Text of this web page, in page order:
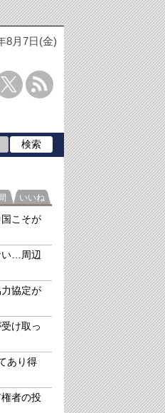
8月7日(金)
いいね
こそが
い…周辺
協定が
け取っ
あり得
者の投